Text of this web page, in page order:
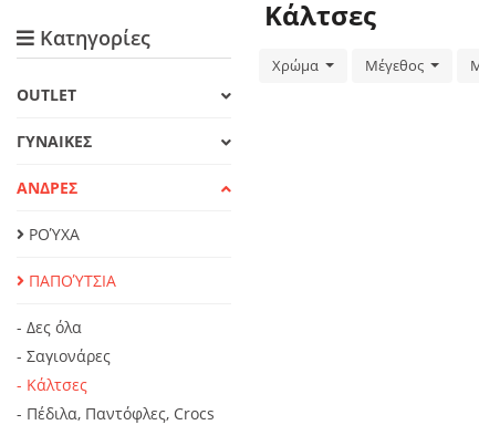
Κατηγορίες
OUTLET
ΓΥΝΑΙΚΕΣ
ΑΝΔΡΕΣ
ΡΟΎΧΑ
ΠΑΠΟΎΤΣΙΑ
- Δες όλα
- Σαγιονάρες
- Κάλτσες
- Πέδιλα, Παντόφλες, Crocs
Κάλτσες
Χρώμα Μέγεθος